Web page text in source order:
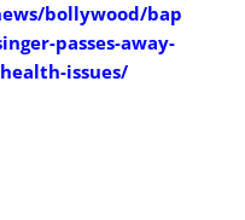
bollywood/bap
passes-away-
issues/